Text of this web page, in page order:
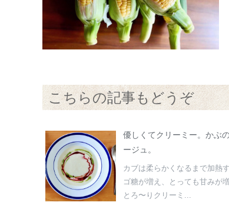
こちらの記事もどうぞ
優しくてクリーミー。かぶ
ージュ。
カブは柔らかくなるまで加熱
ゴ糖が増え、とっても甘みが増
とろ〜りクリーミ...